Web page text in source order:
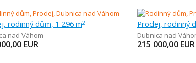
rodinný dům, 1 296 m2
nad Váhom
EUR
Prodej, rodinný
Dubnica nad
215 000,00 EUR